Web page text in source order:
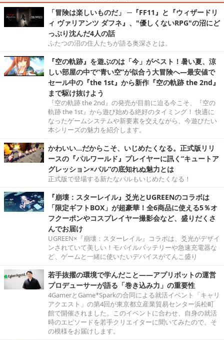
「冒険は楽しいものだ」 ─『FF11』と『ウィザードリ
ィ ヴァリアンツ ダフネ』、"優しくないRPG"の沼にど
っぷり沈んだ4人の話
ふたつの沼の住人たちが語る奥深さとは。
『空の軌跡』を遊ぶのは「今」がベスト！暑い夏、涼
しい部屋の中で“青い空”が似合う大冒険へ―最安値で
セール中の『the 1st』から新作『空の軌跡 the 2nd』
まで駆け抜けよう
『空の軌跡 the 2nd』の発売が目前に迫る今こそ、『空の
軌跡 the 1st』から遊び始める絶好のタイミング！ 快適に
なったゲームシステムや新要素を交えながら、今遊びたい
本シリーズの魅力を紹介します。
かわいい…だからこそ、いじめたくなる。正式版リリ
ースの『パルワールド』プレイヤーに訊く“キュートア
グレッション×パル”の底知れぬ魅力とは
正式版で登場する新たなパルもいじめたくなる！
『崩壊：スターレイル』爻光とUGREENのコラボは
「限定ギフトBOX」が超豪華！全6商品に使える5％オ
フクーポンやコスプレイヤー撮影会など、盛りだくさ
んでお届け
UGREEN×『崩壊：スターレイル』コラボは、爻光がデザイ
ンされていて美しい！モバイルバッテリーや急速充電器な
ど、ゲームと一緒に使いたいデバイスがてんこ盛り
若手抜擢の環境で学んだこと――アプリボットの運営
プロデューサーが語る「巻き込み力」の重要性
4GamerとGame*Sparkの合同による就活イベント「キャリ
アクエスト」の第4回が東京都立産業貿易センター浜松町
館で開催されました。このイベントに合わせ、自身の就活
時のエピソードを若手クリエイターに聞いてみたので、そ
の模様をお届けします。